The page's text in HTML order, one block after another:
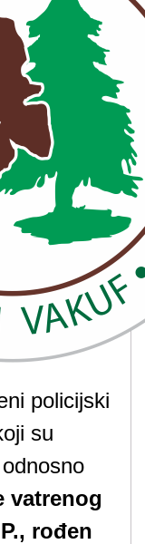
policijski
su
vatrenog
rođen